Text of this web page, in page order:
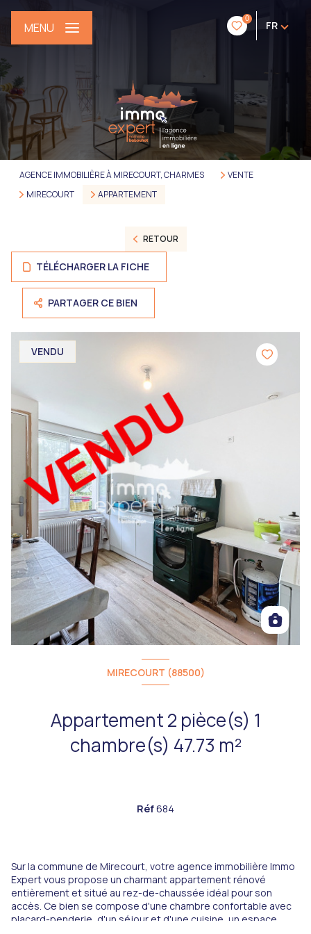
0
FR
MENU
AGENCE IMMOBILIÈRE À MIRECOURT, CHARMES
VENTE
MIRECOURT
APPARTEMENT
RETOUR
TÉLÉCHARGER LA FICHE
PARTAGER CE BIEN
VENDU
MIRECOURT (88500)
Appartement 2 pièce(s) 1
chambre(s) 47.73 m²
Réf684
Sur la commune de Mirecourt, votre agence immobilière Immo
Expert vous propose un charmant appartement rénové
entièrement et situé au rez-de-chaussée idéal pour son
accès. Ce bien se compose d'une chambre confortable avec
placard-penderie, d'un séjour et d'une cuisine, un espace